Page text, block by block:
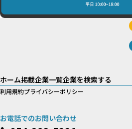
ホーム掲載企業一覧企業を検索する
利用規約プライバシーポリシー
お電話でのお問い合わせ